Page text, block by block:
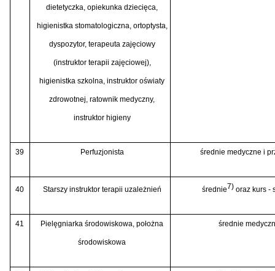
dietetyczka, opiekunka dziecięca,
higienistka stomatologiczna, ortoptysta,
dyspozytor, terapeuta zajęciowy
(instruktor terapii zajęciowej),
higienistka szkolna, instruktor oświaty
zdrowotnej, ratownik medyczny,
instruktor higieny
39 Perfuzjonista średnie medyczne i
40 Starszy instruktor terapii uzależnień średnie7) oraz kurs -
41 Pielęgniarka środowiskowa, położna
środowiskowa
średnie